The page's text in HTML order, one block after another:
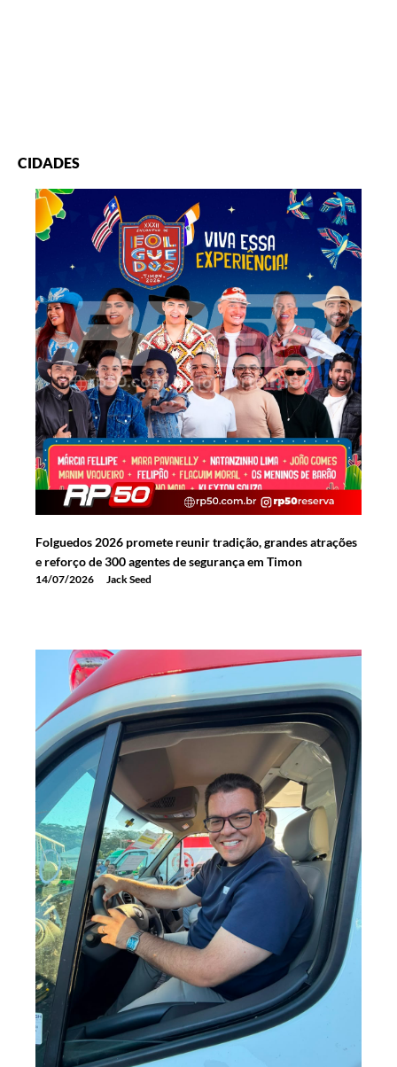
CIDADES
Folguedos 2026 promete reunir tradição, grandes atrações
e reforço de 300 agentes de segurança em Timon
14/07/2026 Jack Seed